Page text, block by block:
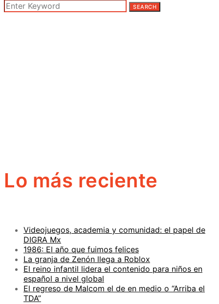
SEARCH
Lo más reciente
Videojuegos, academia y comunidad: el papel de
DIGRA Mx
1986: El año que fuimos felices
La granja de Zenón llega a Roblox
El reino infantil lidera el contenido para niños en
español a nivel global
El regreso de Malcom el de en medio o “Arriba el
TDA”